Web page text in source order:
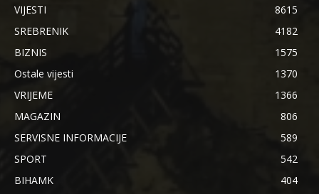
VIJESTI
8615
SREBRENIK
4182
BIZNIS
1575
Ostale vijesti
1370
VRIJEME
1366
MAGAZIN
806
SERVISNE INFORMACIJE
589
SPORT
542
BIHAMK
404